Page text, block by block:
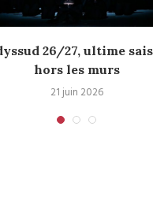
26/27, ultime
hors les murs
21 juin 2026